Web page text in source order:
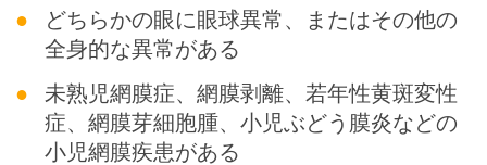
どちらかの眼に眼球異常、またはその他の
全身的な異常がある
未熟児網膜症、網膜剥離、若年性黄斑変性
症、網膜芽細胞腫、小児ぶどう膜炎などの
小児網膜疾患がある